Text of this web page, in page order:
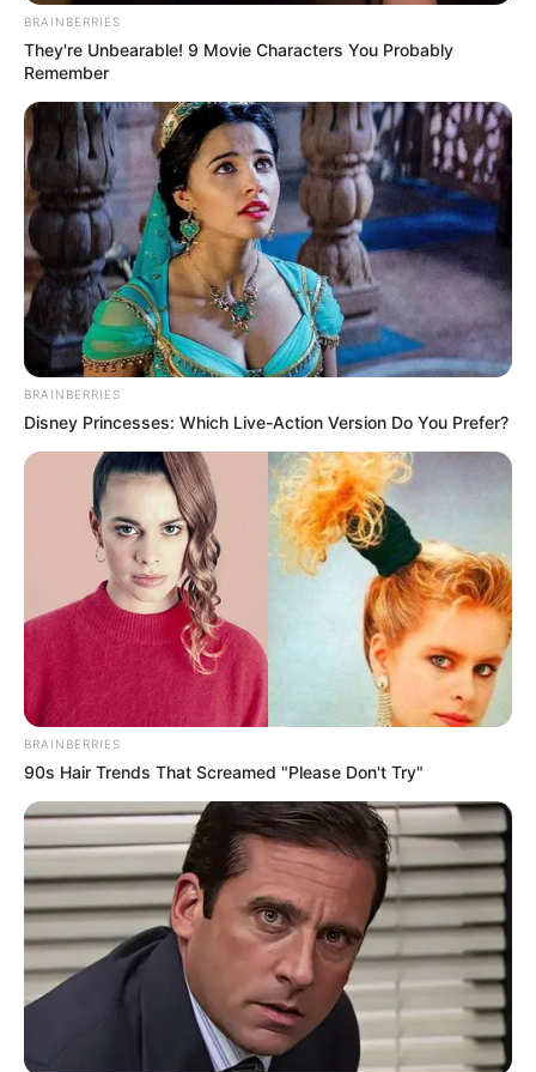
BRAINBERRIES
They're Unbearable! 9 Movie Characters You Probably
Remember
BRAINBERRIES
Disney Princesses: Which Live-Action Version Do You Prefer?
BRAINBERRIES
90s Hair Trends That Screamed "Please Don't Try"